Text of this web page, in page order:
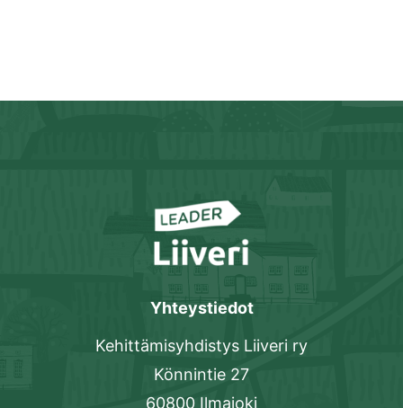
Yhteystiedot
Kehittämisyhdistys Liiveri ry
Könnintie 27
60800 Ilmajoki